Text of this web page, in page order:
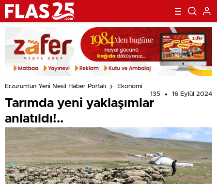
Erzurum'un Yeni Nesil Haber Portalı
Ekonomi
135
16 Eylül 2024
Tarımda yeni yaklaşımlar
anlatıldı!..
gerçekleştirildi.